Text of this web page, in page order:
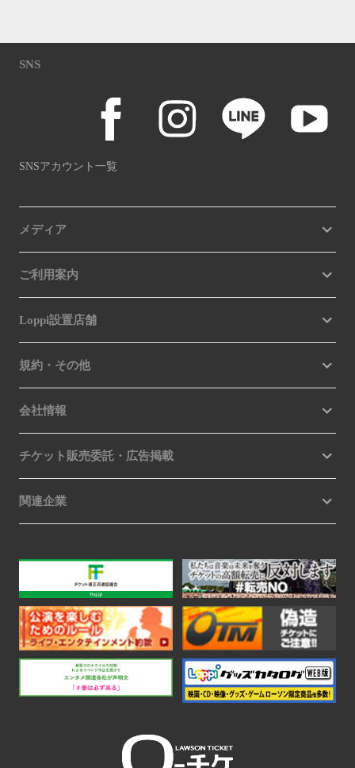
SNS
SNSアカウント一覧
メディア
ご利用案内
Loppi設置店舗
規約・その他
会社情報
チケット販売委託・広告掲載
関連企業